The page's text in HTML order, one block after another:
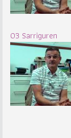
03 Sarriguren